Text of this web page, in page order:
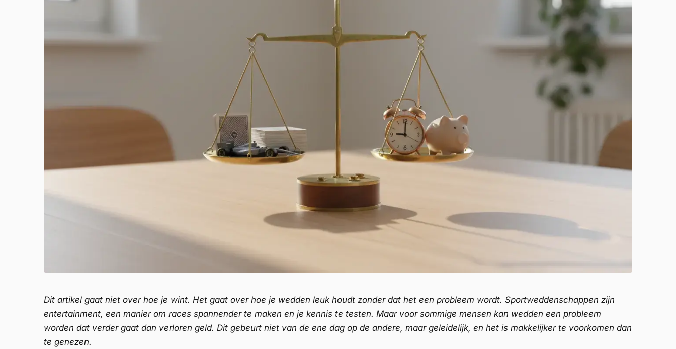
Dit artikel gaat niet over hoe je wint. Het gaat over hoe je wedden leuk houdt zonder dat het een probleem wordt. Sportweddenschappen zijn
entertainment, een manier om races spannender te maken en je kennis te testen. Maar voor sommige mensen kan wedden een probleem
worden dat verder gaat dan verloren geld. Dit gebeurt niet van de ene dag op de andere, maar geleidelijk, en het is makkelijker te voorkomen dan
te genezen.